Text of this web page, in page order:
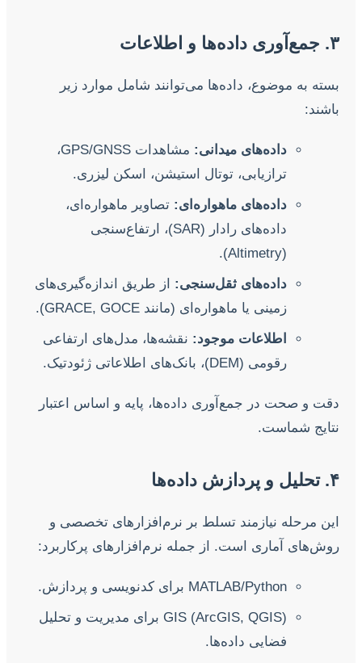
۳. جمع‌آوری داده‌ها و اطلاعات
بسته به موضوع، داده‌ها می‌توانند شامل موارد زیر
باشند:
داده‌های میدانی:
مشاهدات GPS/GNSS،
ترازیابی، توتال استیشن، اسکن لیزری.
داده‌های ماهواره‌ای: تصاویر ماهواره‌ای،
داده‌های رادار (SAR)، ارتفاع‌سنجی
(Altimetry).
داده‌های ثقل‌سنجی: از طریق اندازه‌گیری‌های
زمینی یا ماهواره‌ای (مانند GRACE, GOCE).
اطلاعات موجود: نقشه‌ها، مدل‌های ارتفاعی
رقومی (DEM)، بانک‌های اطلاعاتی ژئودتیک.
دقت و صحت در جمع‌آوری داده‌ها، پایه و اساس اعتبار
نتایج شماست.
۴. تحلیل و پردازش داده‌ها
این مرحله نیازمند تسلط بر نرم‌افزارهای تخصصی و
روش‌های آماری است. از جمله نرم‌افزارهای پرکاربرد:
MATLAB/Python برای کدنویسی و پردازش.
GIS (ArcGIS, QGIS) برای مدیریت و تحلیل
فضایی داده‌ها.